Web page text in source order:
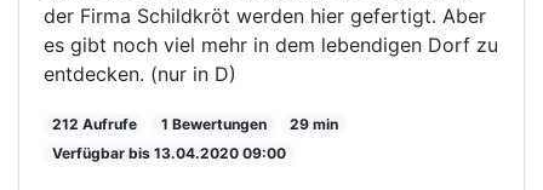
der Firma Schildkröt werden hier gefertigt. Aber
es gibt noch viel mehr in dem lebendigen Dorf zu
entdecken. (nur in D)
212 Aufrufe 1 Bewertungen
29 min
Verfügbar bis 13.04.2020 09:00